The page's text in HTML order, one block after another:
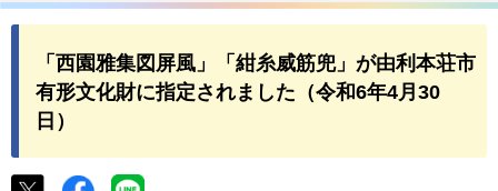
「西園雅集図屏風」「紺糸威筋兜」が由利本荘市
有形文化財に指定されました（令和6年4月30
日）